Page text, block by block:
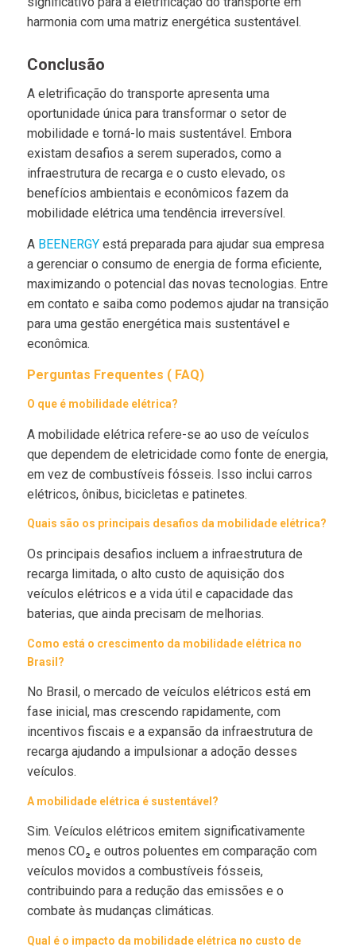
harmonia com uma matriz energética sustentável.
Conclusão
A eletrificação do transporte apresenta uma
oportunidade única para transformar o setor de
mobilidade e torná-lo mais sustentável. Embora
existam desafios a serem superados, como a
infraestrutura de recarga e o custo elevado, os
benefícios ambientais e econômicos fazem da
mobilidade elétrica uma tendência irreversível.
A BEENERGYestá preparada para ajudar sua empresa
a gerenciar o consumo de energia de forma eficiente,
maximizando o potencial das novas tecnologias. Entre
em contato e saiba como podemos ajudar na transição
para uma gestão energética mais sustentável e
econômica.
Perguntas Frequentes ( FAQ)
O que é mobilidade elétrica?
A mobilidade elétrica refere-se ao uso de veículos
que dependem de eletricidade como fonte de energia,
em vez de combustíveis fósseis. Isso inclui carros
elétricos, ônibus, bicicletas e patinetes.
Quais são os principais desafios da mobilidade elétrica?
Os principais desafios incluem a infraestrutura de
recarga limitada, o alto custo de aquisição dos
veículos elétricos e a vida útil e capacidade das
baterias, que ainda precisam de melhorias.
Como está o crescimento da mobilidade elétrica no
Brasil?
No Brasil, o mercado de veículos elétricos está em
fase inicial, mas crescendo rapidamente, com
incentivos fiscais e a expansão da infraestrutura de
recarga ajudando a impulsionar a adoção desses
veículos.
A mobilidade elétrica é sustentável?
Sim. Veículos elétricos emitem significativamente
menos CO₂ e outros poluentes em comparação com
veículos movidos a combustíveis fósseis,
contribuindo para a redução das emissões e o
combate às mudanças climáticas.
Qual é o impacto da mobilidade elétrica no custo de